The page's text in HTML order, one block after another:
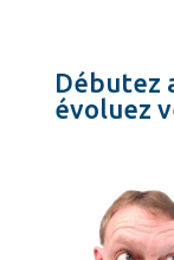
Débutez
évoluez